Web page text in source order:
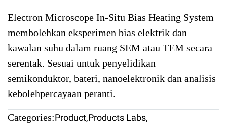
Electron Microscope In-Situ Bias Heating System
membolehkan eksperimen bias elektrik dan
kawalan suhu dalam ruang SEM atau TEM secara
serentak. Sesuai untuk penyelidikan
semikonduktor, bateri, nanoelektronik dan analisis
kebolehpercayaan peranti.
Categories:Product,Products Labs,